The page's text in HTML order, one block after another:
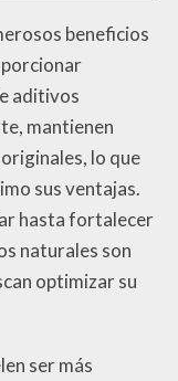
beneficios
aditivos
mantienen
lo que
sus ventajas.
hasta fortalecer
naturales son
optimizar su
ser más